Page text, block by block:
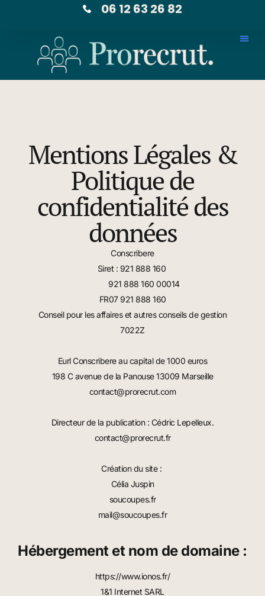
06 12 63 26 82
Mentions Légales &
Politique de
confidentialité des
données
Conscribere
Siret : 921 888 160
921 888 160 00014
FR07 921 888 160
Conseil pour les affaires et autres conseils de gestion
7022Z
Eurl Conscribere au capital de 1000 euros
198 C avenue de la Panouse 13009 Marseille
contact@prorecrut.com
Directeur de la publication : Cédric Lepelleux.
contact@prorecrut.fr
Création du site :
Célia Juspin
soucoupes.fr
mail@soucoupes.fr
Hébergement et nom de domaine :
https://www.ionos.fr/
1&1 Internet SARL